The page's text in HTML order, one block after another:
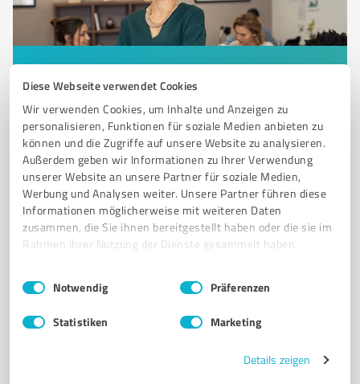
Diese Webseite verwendet Cookies
Wir verwenden Cookies, um Inhalte und Anzeigen zu
personalisieren, Funktionen für soziale Medien anbieten zu
können und die Zugriffe auf unsere Website zu analysieren.
Außerdem geben wir Informationen zu Ihrer Verwendung
unserer Website an unsere Partner für soziale Medien,
Werbung und Analysen weiter. Unsere Partner führen diese
Informationen möglicherweise mit weiteren Daten
zusammen, die Sie ihnen bereitgestellt haben oder die sie im
Rahmen Ihrer Nutzung der Dienste gesammelt haben.
Impressum Datenschutzbestimmungen
Einwilligungsauswahl
Notwendig Präferenzen
Statistiken Marketing
Details zeigen
Kunden empfohlener ProvenExpert!
6 Coaching
Consulting Haag GmbH
Unternehmensberatung Untereisesheim, Consulting
Im Kressgraben 7, 74257 Untereisesheim
consultinghaaggmbh@outlook.com
consulting-haag.de/